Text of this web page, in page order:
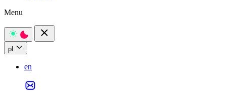
Menu
pl
en